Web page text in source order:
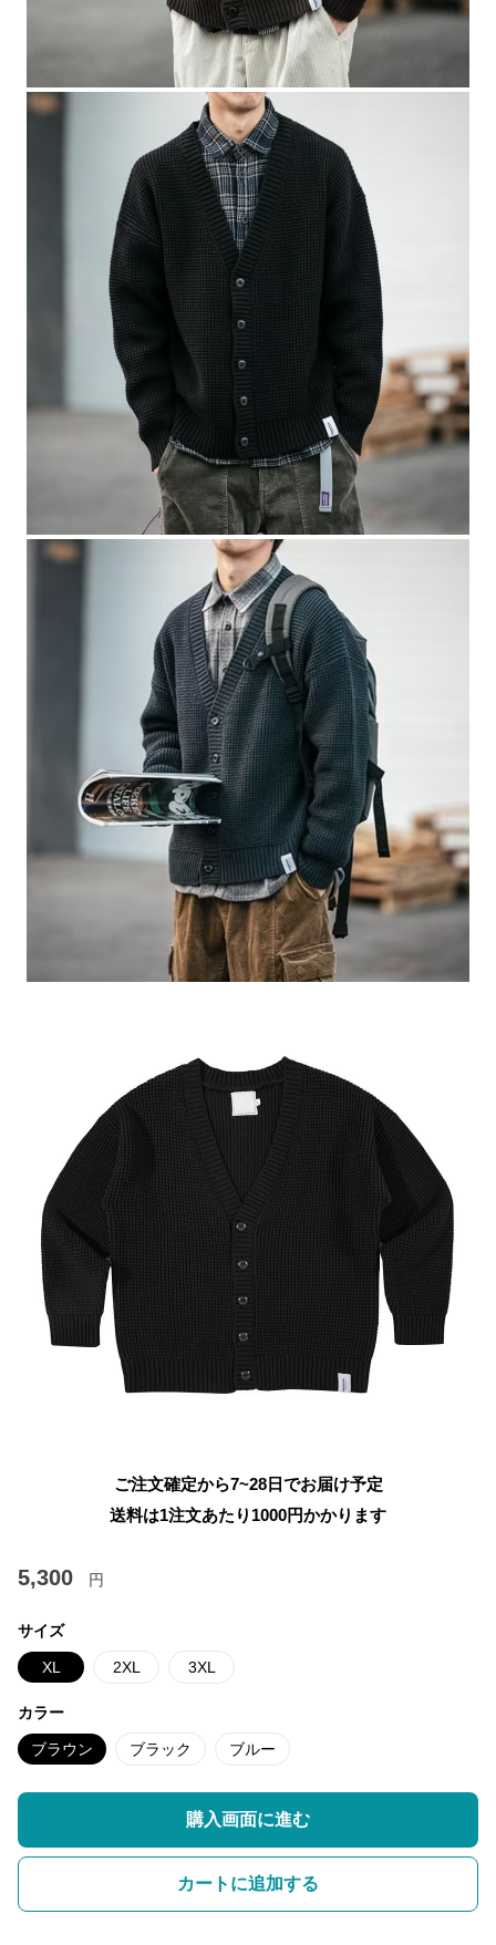
ご注文確定から7~28日でお届け予定
送料は1注文あたり 1000円かかります
5,300 円
サイズ
XL 2XL 3XL
カラー
ブラウン ブラック ブルー
購入画面に進む
カートに追加する